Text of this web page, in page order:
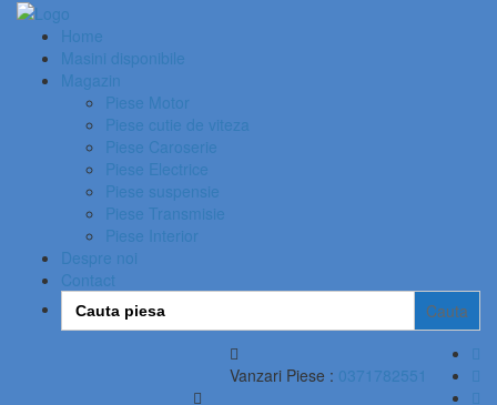
Home
Masini disponibile
Magazin
Piese Motor
Piese cutie de viteza
Piese Caroserie
Piese Electrice
Piese suspensie
Piese Transmisie
Piese Interior
Despre noi
Contact
Search
for:
Vanzari Piese : 0371782551